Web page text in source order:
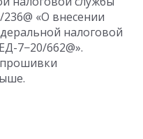
«О внесении
налоговой
7−20/662@».